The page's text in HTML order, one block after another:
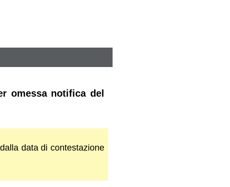
omessa notifica del
data di contestazione